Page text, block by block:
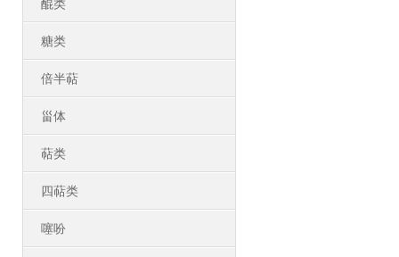
醌类
糖类
倍半萜
甾体
萜类
四萜类
噻吩